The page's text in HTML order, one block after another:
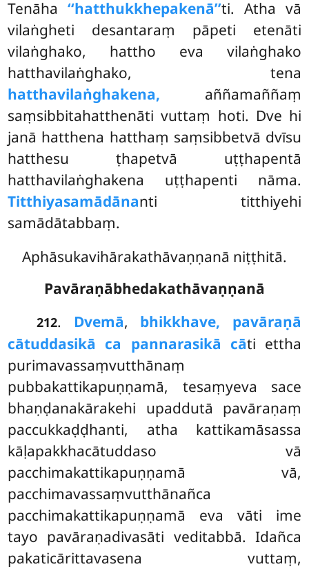
Tenāha‘‘hatthukkhepakenā’’ti. Atha vā
vilaṅgheti desantaraṃ pāpeti etenāti
vilaṅghako, hattho eva vilaṅghako
hatthavilaṅghako, tena
hatthavilaṅghakena, aññamaññaṃ
saṃsibbitahatthenāti vuttaṃ hoti. Dve hi
janā hatthena hatthaṃ saṃsibbetvā dvīsu
hatthesu ṭhapetvā uṭṭhapentā
hatthavilaṅghakena uṭṭhapenti nāma.
Titthiyasamādānanti titthiyehi
samādātabbaṃ.
Aphāsukavihārakathāvaṇṇanā niṭṭhitā.
Pavāraṇābhedakathāvaṇṇanā
212. Dvemā, bhikkhave, pavāraṇā
cātuddasikā ca pannarasikā cāti ettha
purimavassaṃvutthānaṃ
pubbakattikapuṇṇamā, tesaṃyeva sace
bhaṇḍanakārakehi upaddutā pavāraṇaṃ
paccukkaḍḍhanti, atha kattikamāsassa
kāḷapakkhacātuddaso vā
pacchimakattikapuṇṇamā vā,
pacchimavassaṃvutthānañca
pacchimakattikapuṇṇamā eva vāti ime
tayo pavāraṇadivasāti veditabbā. Idañca
pakaticārittavasena vuttaṃ,